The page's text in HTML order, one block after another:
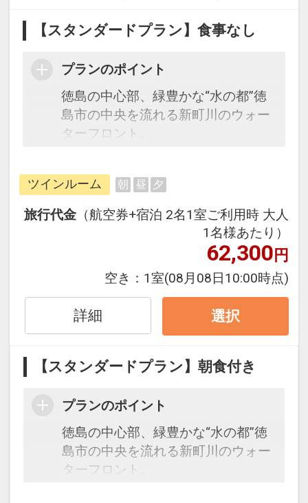
【スタンダードプラン】食事なし
プランのポイント
徳島の中心部、緑豊かな“水の都”徳
島市の中央を流れる新町川のウォー
ターフロント。
に、わがやんような寛げる空間と温
かいおもてなしが自慢です。
窓から見えるのはリバーサイドの景
色。
広々とした室内からの絶景を眺めな
がら、くつろぎのひとときをお過ご
しいただけます。
【宿泊特典】
駐車場代無料
※現地にて幼児のお子様の施設使用
料金が発生する場合がございます。
（現地払い）
ツインルーム 朝 昼 夕
旅行代金 （航空券+宿泊 2名1室ご利用時 大人
1名様あたり）
62,300円
空き： 1室(08月08日10:00時点)
詳細 選択
【スタンダードプラン】朝食付き
プランのポイント
徳島の中心部、緑豊かな“水の都”徳
島市の中央を流れる新町川のウォー
ターフロント。